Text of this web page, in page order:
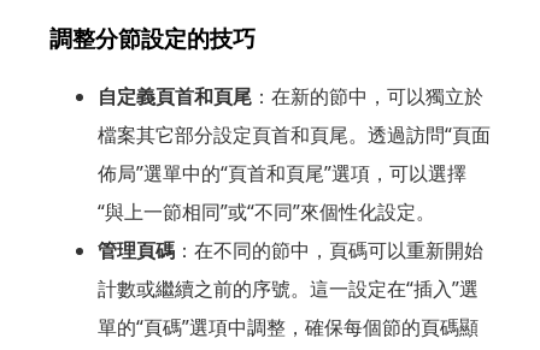
調整分節設定的技巧
自定義頁首和頁尾：在新的節中，可以獨立於
檔案其它部分設定頁首和頁尾。透過訪問“頁面
佈局”選單中的“頁首和頁尾”選項，可以選擇
“與上一節相同”或“不同”來個性化設定。
管理頁碼：在不同的節中，頁碼可以重新開始
計數或繼續之前的序號。這一設定在“插入”選
單的“頁碼”選項中調整，確保每個節的頁碼顯